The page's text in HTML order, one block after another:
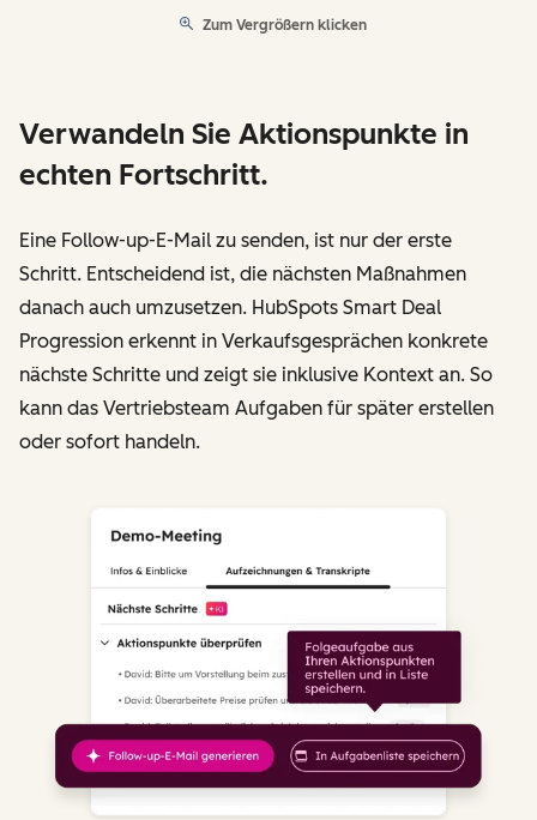
Zum Vergrößern klicken
Verwandeln Sie Aktionspunkte in
echten Fortschritt.
Eine Follow-up-E-Mail zu senden, ist nur der erste
Schritt. Entscheidend ist, die nächsten Maßnahmen
danach auch umzusetzen. HubSpots Smart Deal
Progression erkennt in Verkaufsgesprächen konkrete
nächste Schritte und zeigt sie inklusive Kontext an. So
kann das Vertriebsteam Aufgaben für später erstellen
oder sofort handeln.